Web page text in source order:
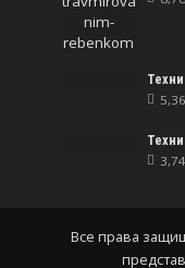
Все права